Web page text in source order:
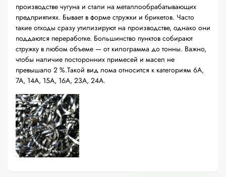
производстве чугуна и стали на металлообрабатывающих
предприятиях. Бывает в форме стружки и брикетов. Часто
такие отходы сразу утилизируют на производстве, однако они
поддаются переработке. Большинство пунктов собирают
стружку в любом объеме — от килограмма до тонны. Важно,
чтобы наличие посторонних примесей и масел не
превышало 2 %.Такой вид лома относится к категориям 6А,
7А, 14А, 15А, 16А, 23А, 24А.